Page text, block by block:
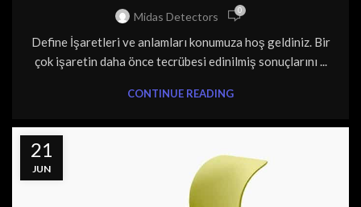
Midas Detectors 0
Define İşaretleri ve anlamları konumuza hoş geldiniz. Bir
çok işaretin daha önce tecrübesi edinilmiş sonuçlarını ...
CONTINUE READING
21
JUN